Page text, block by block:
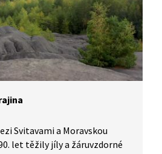
Svitavami a Moravskou
let těžily jíly a žáruvzdorné